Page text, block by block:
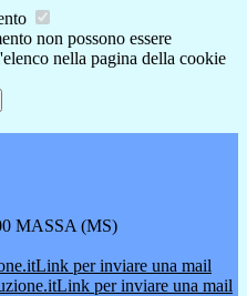
non possono essere
nella pagina della cookie
MASSA (MS)
Link per inviare una mail
Link per inviare una mail